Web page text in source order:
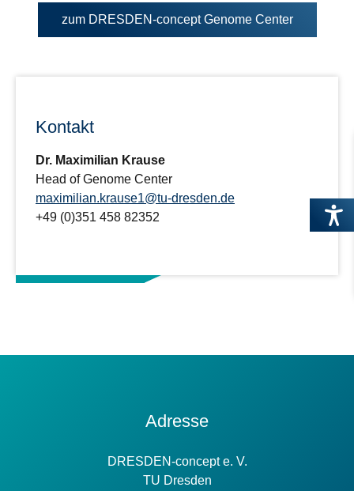
zum DRESDEN-concept Genome CenterÖffnet
in
Tab
Kontakt
Dr. Maximilian Krause
Head of Genome Center
maximilian.krause1@tu-dresden.de
+49 (0)351 458 82352
Adresse
DRESDEN-concept e. V.
TU Dresden